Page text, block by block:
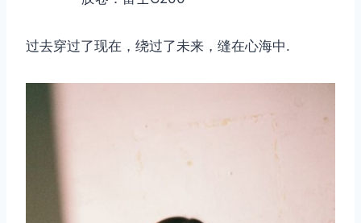
过去穿过了现在，绕过了未来，缝在心海中.